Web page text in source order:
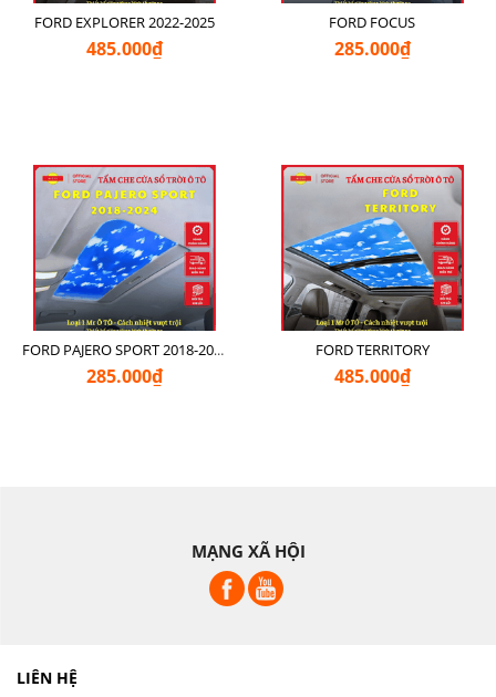
FORD EXPLORER 2022-2025
485.000₫
FORD FOCUS
285.000₫
FORD PAJERO SPORT 2018-2024
285.000₫
FORD TERRITORY
485.000₫
MẠNG XÃ HỘI
LIÊN HỆ